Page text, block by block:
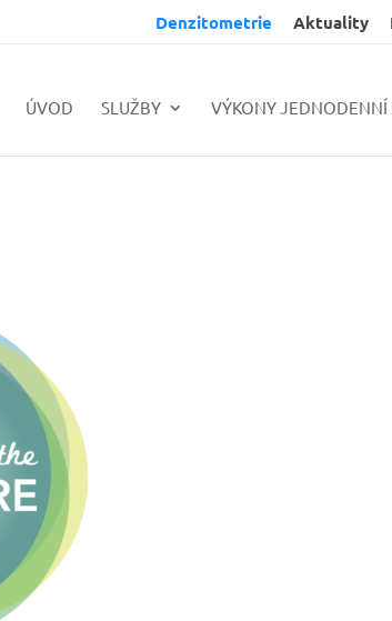
Denzitometrie Aktuality
ÚVOD SLUŽBY VÝKONY JEDNODENNÍ